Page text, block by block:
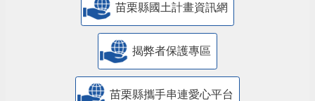
苗栗縣國土計畫資訊網
揭弊者保護專區
苗栗縣攜手串連愛心平台